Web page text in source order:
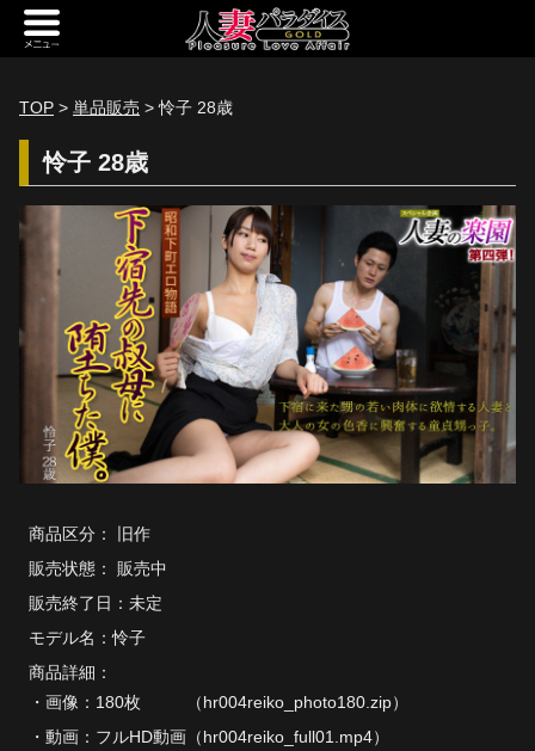
トップページ
[定額] メインギャラリー
[定額] 人妻楽園ギャラリー
[定額] 期間限定ギャラリー
[定額] 継続1カ月ギャラリー
[定額] 継続3カ月ギャラリー
[定額] 継続6カ月ギャラリー
定額奥様一覧
単品販売
お問い合わせ
TOP > 単品販売 > 怜子 28歳
怜子 28歳
商品区分： 旧作
販売状態： 販売中
販売終了日：未定
モデル名：怜子
商品詳細：
・画像： 180枚
（hr004reiko_photo180.zip）
・動画： フルHD動画 （hr004reiko_full01.mp4）